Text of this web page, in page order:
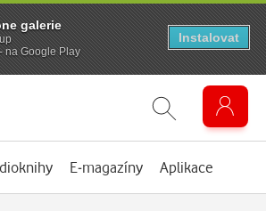
E-magazíny Aplikace
galerie
na Google Play
Instalovat